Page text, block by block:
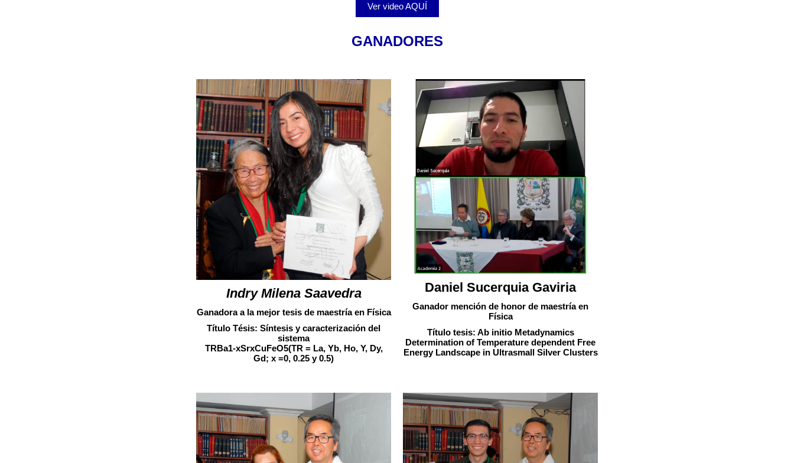
Ver video AQUÍ
GANADORES
Indry Milena Saavedra
Ganadora a la mejor tesis de maestría en Física
Título Tésis: Síntesis y caracterización del
sistema
TRBa1-xSrxCuFeO5(TR = La, Yb, Ho, Y, Dy,
Gd; x =0, 0.25 y 0.5)
Daniel Sucerquia Gaviria
Ganador mención de honor de maestría en
Física
Título tesis: Ab initio Metadynamics
Determination of Temperature dependent Free
Energy Landscape in Ultrasmall Silver Clusters